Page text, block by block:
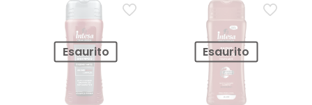
Esaurito Esaurito